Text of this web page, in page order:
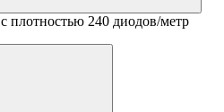
плотностью 240 диодов/метр